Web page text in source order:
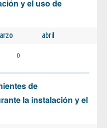
y el uso de
abril
0
de
la instalación y el